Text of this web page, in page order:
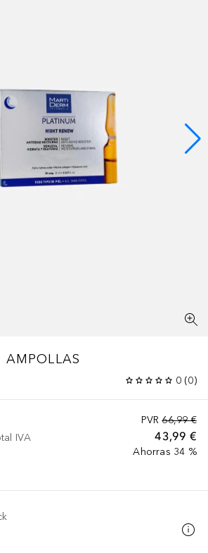
AMPOLLAS
0 (0)
PVR 66,99 €
43,99 €
Ahorras 34 %
IVA